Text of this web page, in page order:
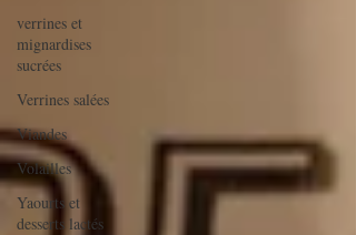
verrines et
mignardises
sucrées
Verrines salées
Viandes
Volailles
Yaourts et
desserts lactés